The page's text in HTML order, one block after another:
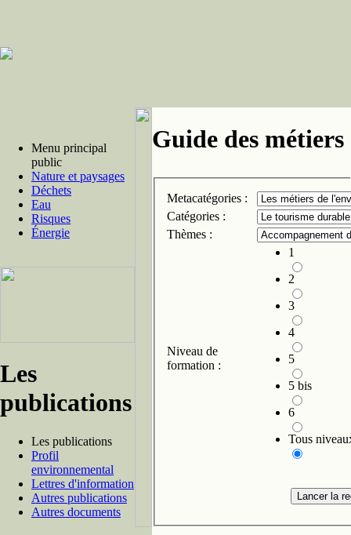
Menu principal
public
Nature et paysages
Déchets
Eau
Risques
Énergie
Les
publications
Les publications
Profil
environnemental
Lettres d'information
Autres publications
Autres documents
Guide des
Metacatégories :
Catégories :
Thèmes :
Niveau de
formation :
1
2
3
4
5
5 bis
6
Tous